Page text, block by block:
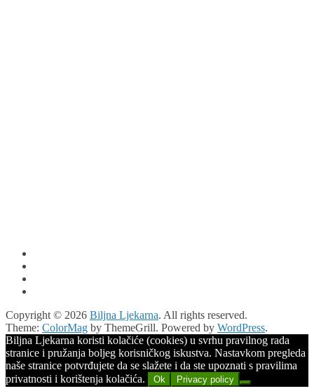
Copyright © 2026 Biljna Ljekarna. All rights reserved.
Theme: ColorMag by ThemeGrill. Powered by WordPress.
Biljna Ljekarna koristi kolačiće (cookies) u svrhu pravilnog rada
stranice i pružanja boljeg korisničkog iskustva. Nastavkom pregleda
naše stranice potvrđujete da se slažete i da ste upoznati s pravilima
privatnosti i korištenja kolačića.
Ok Privacy policy